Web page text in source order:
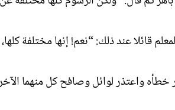
قائلا عند ذلك: “نعم! إنها مختلفة
خطأه واعتذر لوائل وصافح كل منهما